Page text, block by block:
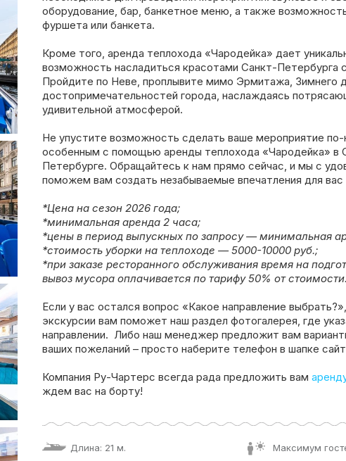
оборудование, бар, банкетное меню, а также
фуршета или банкета.
Кроме того, аренда теплохода «Чародейка» дает
возможность насладиться красотами Санкт-Петербурга
Пройдите по Неве, проплывите мимо Эрмитажа, Зимнего
достопримечательностей города, наслаждаясь
удивительной атмосферой.
Не упустите возможность сделать ваше мероприятие
особенным с помощью аренды теплохода «Чародейка» в
Петербурге. Обращайтесь к нам прямо сейчас, и мы с
поможем вам создать незабываемые впечатления для вас
*Цена на сезон 2026 года;
*минимальная аренда 2 часа;
*цены в период выпускных по запросу — минимальная
*стоимость уборки на теплоходе — 5000-10000 руб.;
*при заказе ресторанного обслуживания время на
вывоз мусора оплачивается по тарифу 50% от стоимости.
Если у вас остался вопрос «Какое направление
экскурсии вам поможет наш раздел фотогалерея, где
направлении. Либо наш менеджер предложит вам
ваших пожеланий – просто наберите телефон в шапке
Компания Ру-Чартерс всегда рада предложить вам
ждем вас на борту!
Длина: 21 м. Максимум